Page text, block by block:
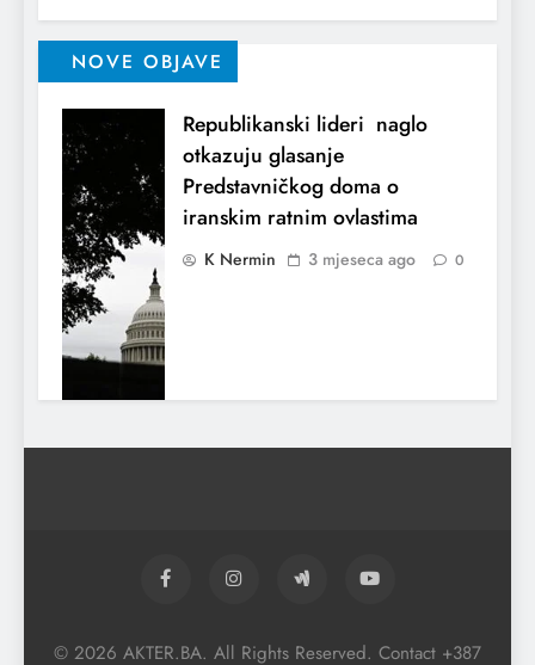
NOVE OBJAVE
Republikanski lideri naglo
otkazuju glasanje
Predstavničkog doma o
iranskim ratnim ovlastima
K Nermin 3 mjeseca ago 0
El Nino utiče na živote stotina miliona
K Nermin 3 mjeseca ago 0
© 2026 AKTER.BA. All Rights Reserved. Contact +387